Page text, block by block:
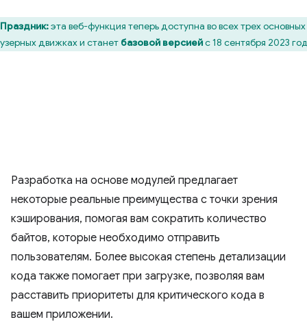
Праздник:эта веб-функция теперь доступна во всех трех основных
движках и станет базовой версиейс 18 сентября 2023
Разработка на основе модулей предлагает
некоторые реальные преимущества с точки зрения
кэширования, помогая вам сократить количество
байтов, которые необходимо отправить
пользователям. Более высокая степень детализации
кода также помогает при загрузке, позволяя вам
расставить приоритеты для критического кода в
вашем приложении.